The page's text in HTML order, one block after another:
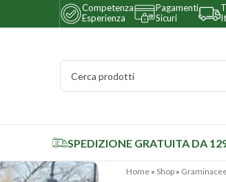
Competenza
Esperienza
Pagamenti
Sicuri
SPEDIZIONE GRATUITA DA
Home » Shop »